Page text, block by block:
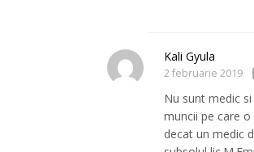
Kali Gyula
2 februarie 2019
Nu sunt medic
muncii pe care
decat un medic